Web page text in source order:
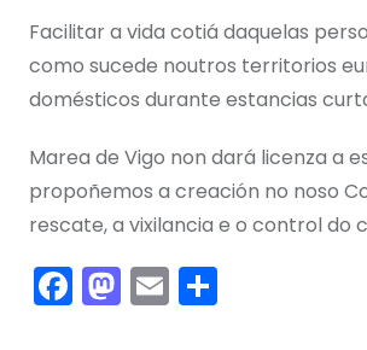
Facilitar a vida cotiá daquelas
como sucede noutros territorios
domésticos durante estancias
Marea de Vigo non dará licenza a
propoñemos a creación no noso
rescate, a vixilancia e o control
F
a
M
a
E
m